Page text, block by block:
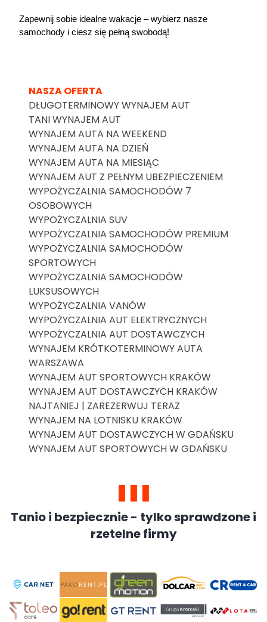
NASZA OFERTA
DŁUGOTERMINOWY WYNAJEM AUT
TANI WYNAJEM AUT
WYNAJEM AUTA NA WEEKEND
WYNAJEM AUTA NA DZIEŃ
WYNAJEM AUTA NA MIESIĄC
WYNAJEM AUT Z PEŁNYM UBEZPIECZENIEM
WYPOŻYCZALNIA SAMOCHODÓW 7
OSOBOWYCH
WYPOŻYCZALNIA SUV
WYPOŻYCZALNIA SAMOCHODÓW PREMIUM
WYPOŻYCZALNIA SAMOCHODÓW
SPORTOWYCH
WYPOŻYCZALNIA SAMOCHODÓW
LUKSUSOWYCH
WYPOŻYCZALNIA VANÓW
WYPOŻYCZALNIA AUT ELEKTRYCZNYCH
WYPOŻYCZALNIA AUT DOSTAWCZYCH
WYNAJEM KRÓTKOTERMINOWY AUTA
WARSZAWA
WYNAJEM AUT SPORTOWYCH KRAKÓW
WYNAJEM AUT DOSTAWCZYCH KRAKÓW
NAJTANIEJ | ZAREZERWUJ TERAZ
WYNAJEM NA LOTNISKU KRAKÓW
WYNAJEM AUT DOSTAWCZYCH W GDAŃSKU
WYNAJEM AUT SPORTOWYCH W GDAŃSKU
Zapewnij sobie idealne wakacje – wybierz nasze
samochody i ciesz się pełną swobodą!
Tanio i bezpiecznie - tylko sprawdzone i
rzetelne firmy